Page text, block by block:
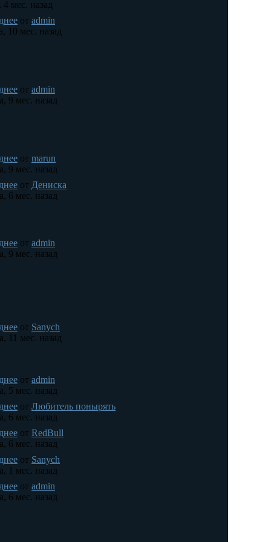
4 мес. назад
от admin
10 мес. назад
от admin
9 мес. назад
от marun
9 мес. назад
от Дениска
6 мес. назад
от admin
9 мес. назад
от Sanych
11 мес. назад
от admin
5 мес. назад
от Любитель понырять
6 мес. назад
от RedBull
6 мес. назад
от Sanych
1 мес. назад
от admin
6 мес. назад